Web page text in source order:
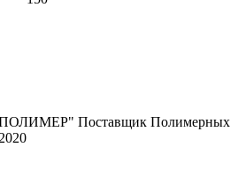
Поставщик Полимерных